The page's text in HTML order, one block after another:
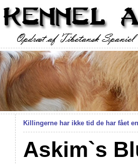
Killingerne har ikke tid de har fået
Askim`s